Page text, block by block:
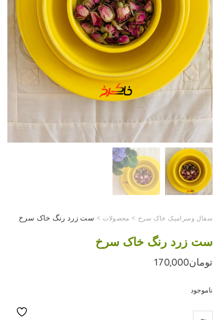
سفال وسرامیک خاک سرخ > محصولات > ست زرد رنگ خاک سرخ
ست زرد رنگ خاک سرخ
تومان170,000
ناموجود